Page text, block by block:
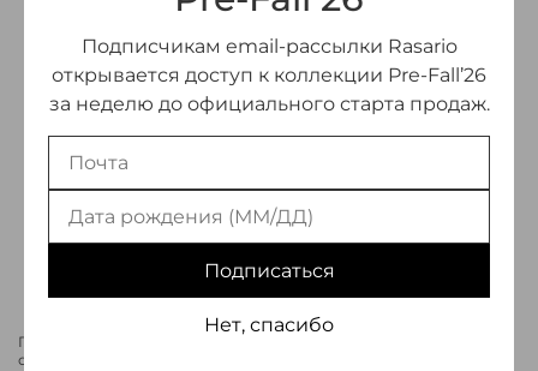
185 000 ₽
Платье миди из сатина с
отделкой из цветов
Подписчикам email-рассылки Rasario
открывается доступ к коллекции Pre-Fall’26
за неделю до официального старта продаж.
Подписаться
Нет, спасибо